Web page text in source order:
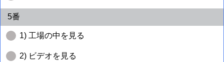
5番
1) 工場の中を見る
2) ビデオを見る